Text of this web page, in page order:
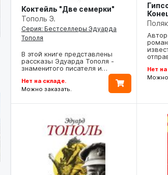
Коктейль "Две семерки"
Тополь Э.
Серия: Бестселлеры Эдуарда
Тополя
В этой книге представлены
рассказы Эдуарда Тополя -
знаменитого писателя и…
Нет на складе.
Можно заказать.
Нет
Можно